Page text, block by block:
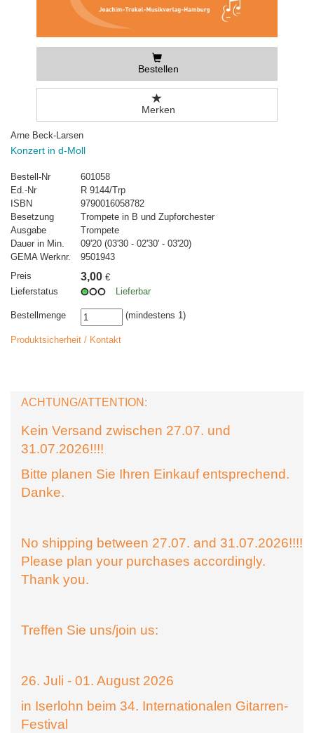
Bestellen
Merken
Arne Beck-Larsen
Konzert in d-Moll
Bestell-Nr
601058
Ed.-Nr
R 9144/Trp
ISBN
9790016058782
Besetzung
Trompete in B und Zupforchester
Ausgabe
Trompete
Dauer in Min.
09'20 (03'30 - 02'30' - 03'20)
GEMA Werknr.
9501943
Preis
3,00 €
Lieferstatus
Lieferbar
Bestellmenge (mindestens 1)
Produktsicherheit / Kontakt
ACHTUNG/ATTENTION:
Kein Versand zwischen 27.07. und
31.07.2026!!!!
Bitte planen Sie Ihren Einkauf entsprechend.
Danke.
No shipping between 27.07. and 31.07.2026!!!!
Please plan your purchases accordingly.
Thank you.
Treffen Sie uns/join us:
26. Juli - 01. August 2026
in Iserlohn beim 34. Internationalen Gitarren-
Festival